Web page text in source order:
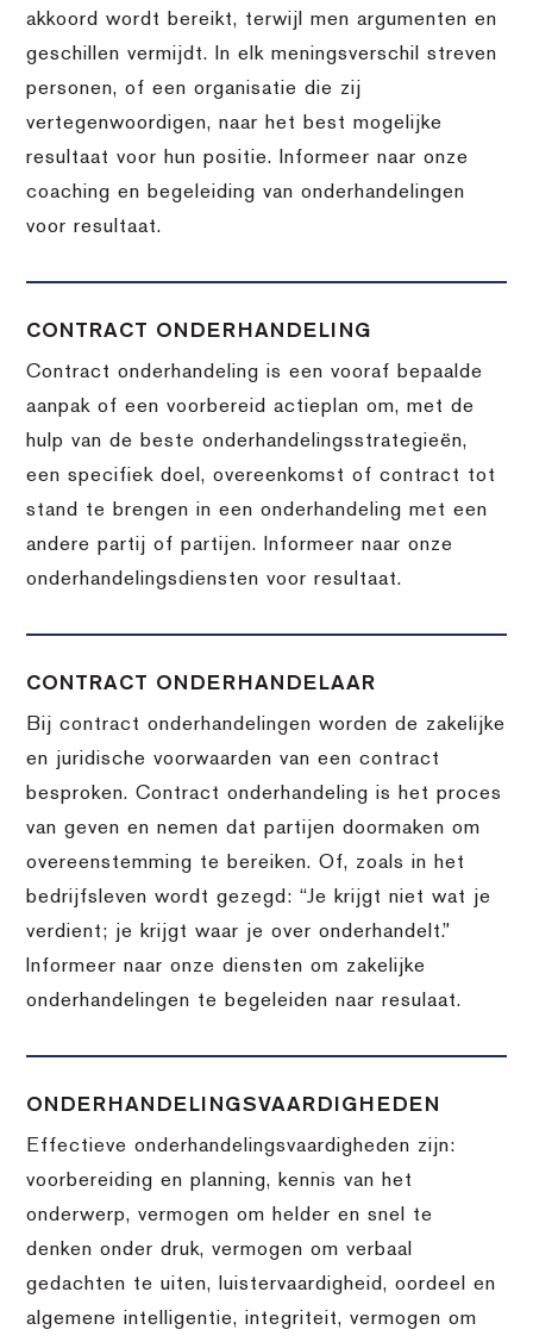
akkoord wordt bereikt, terwijl men argumenten en
geschillen vermijdt. In elk meningsverschil streven
personen, of een organisatie die zij
vertegenwoordigen, naar het best mogelijke
resultaat voor hun positie. Informeer naar onze
coaching en begeleiding van onderhandelingen
voor resultaat.
CONTRACT ONDERHANDELING
Contract onderhandeling is een vooraf bepaalde
aanpak of een voorbereid actieplan om, met de
hulp van de beste onderhandelingsstrategieën,
een specifiek doel, overeenkomst of contract tot
stand te brengen in een onderhandeling met een
andere partij of partijen. Informeer naar onze
onderhandelingsdiensten voor resultaat.
CONTRACT ONDERHANDELAAR
Bij contract onderhandelingen worden de zakelijke
en juridische voorwaarden van een contract
besproken. Contract onderhandeling is het proces
van geven en nemen dat partijen doormaken om
overeenstemming te bereiken. Of, zoals in het
bedrijfsleven wordt gezegd: “Je krijgt niet wat je
verdient; je krijgt waar je over onderhandelt.”
Informeer naar onze diensten om zakelijke
onderhandelingen te begeleiden naar resulaat.
ONDERHANDELINGSVAARDIGHEDEN
Effectieve onderhandelingsvaardigheden zijn:
voorbereiding en planning, kennis van het
onderwerp, vermogen om helder en snel te
denken onder druk, vermogen om verbaal
gedachten te uiten, luistervaardigheid, oordeel en
algemene intelligentie, integriteit, vermogen om